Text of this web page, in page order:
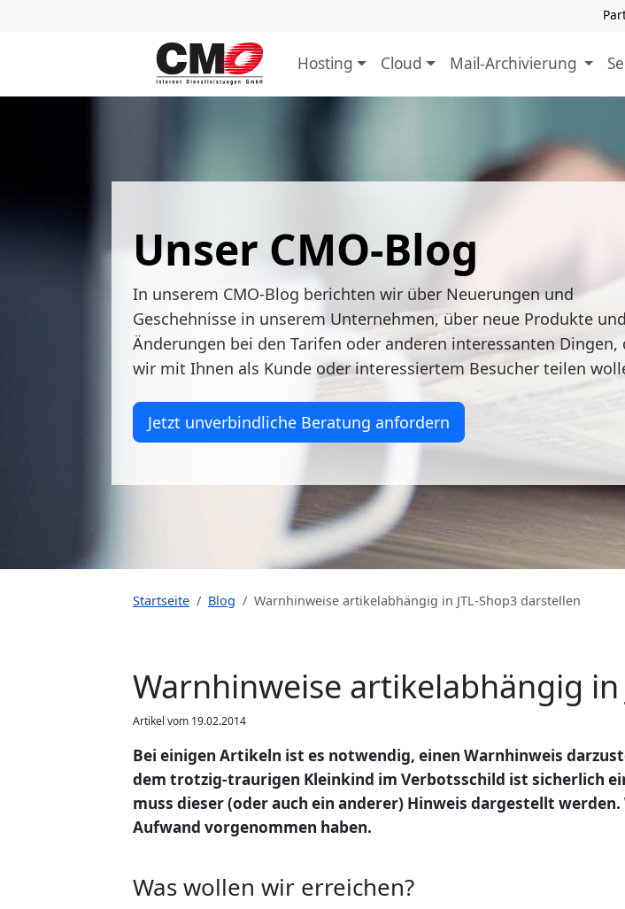
Hosting Cloud Mail-Archivierung
Unser CMO-Blog
In unserem CMO-Blog berichten wir über Neuerungen und
Geschehnisse in unserem Unternehmen, über neue Produkte und
Änderungen bei den Tarifen oder anderen interessanten Dingen,
wir mit Ihnen als Kunde oder interessiertem Besucher teilen
Jetzt unverbindliche Beratung anfordern
Startseite Blog Warnhinweise artikelabhängig in JTL-Shop3 darstellen
Warnhinweise artikelabhängig in
Artikel vom 19.02.2014
Bei einigen Artikeln ist es notwendig, einen Warnhinweis
dem trotzig-traurigen Kleinkind im Verbotsschild ist sicherlich
muss dieser (oder auch ein anderer) Hinweis dargestellt
Aufwand vorgenommen haben.
Was wollen wir erreichen?